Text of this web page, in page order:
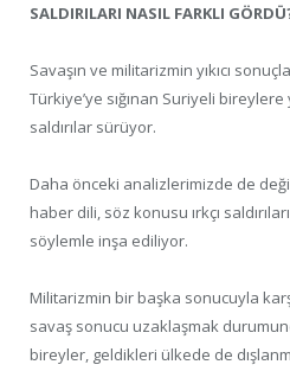
SALDIRILARI NASIL FARKLI
Savaşın ve militarizmin yıkıcı
Türkiye’ye sığınan Suriyeli
saldırılar sürüyor.
Daha önceki analizlerimizde de
haber dili, söz konusu ırkçı
söylemle inşa ediliyor.
Militarizmin bir başka sonucuyla
savaş sonucu uzaklaşmak
bireyler, geldikleri ülkede de